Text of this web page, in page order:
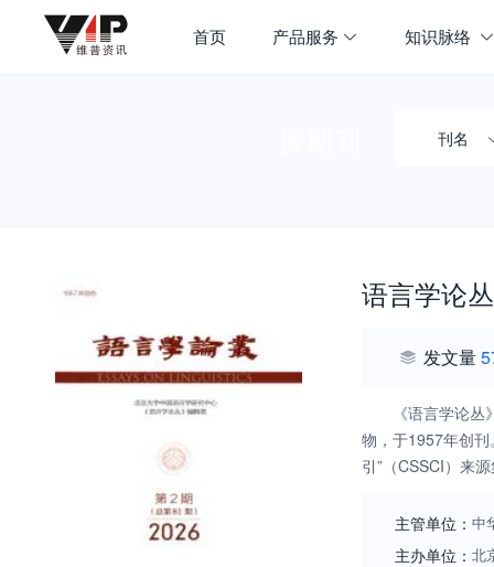
首页 产品服务 知识脉络
刊名
语言学论丛
发文量
《语言学论
物，于1957年创
引”（CSSCI）来
刊方向和舆论导
合，标准语研究
主管单位： 中
主办单位： 北